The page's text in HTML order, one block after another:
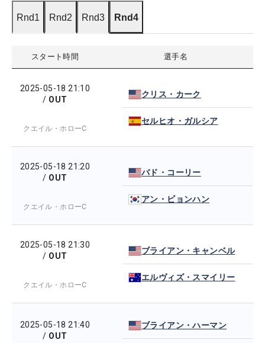
Rnd1 Rnd2 Rnd3 Rnd4
スタート時間 選手名
2025-05-18 21:10
/ OUT
クエイル・ホローC
クリス・カーク
セルヒオ・ガルシア
2025-05-18 21:20
/ OUT
クエイル・ホローC
バド・コーリー
アン・ビョンハン
2025-05-18 21:30
/ OUT
クエイル・ホローC
ブライアン・キャンベル
エルヴィズ・スマイリー
2025-05-18 21:40
/ OUT
ブライアン・ハーマン